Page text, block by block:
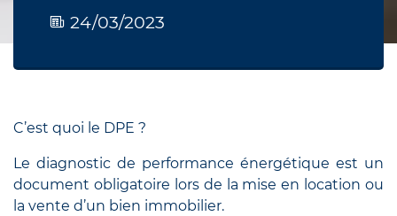
24/03/2023
C’est quoi le DPE ?
Le diagnostic de performance énergétique est un
document obligatoire lors de la mise en location ou
la vente d’un bien immobilier.